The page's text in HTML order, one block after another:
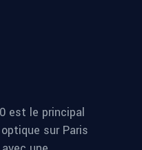
est le principal
sur Paris